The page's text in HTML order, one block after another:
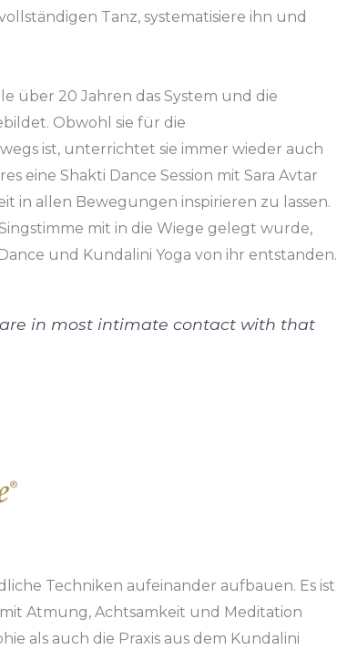
Tanz, systematisiere ihn und
über 20 Jahren das System und die
Obwohl sie für die
ist, unterrichtet sie immer wieder auch
eine Shakti Dance Session mit Sara Avtar
in allen Bewegungen inspirieren zu lassen.
mit in die Wiege gelegt wurde,
und Kundalini Yoga von ihr entstanden.
in most intimate contact with that
Techniken aufeinander aufbauen. Es ist
Atmung, Achtsamkeit und Meditation
als auch die Praxis aus dem Kundalini